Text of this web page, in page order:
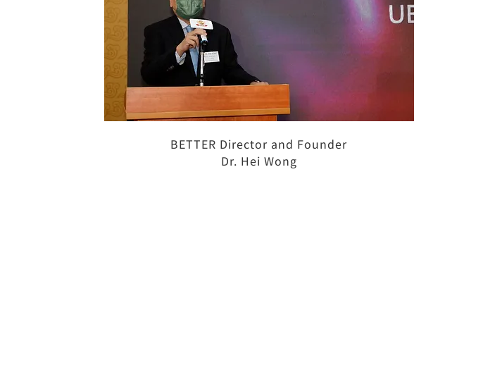
BETTER Director and Founder
Dr. Hei Wong